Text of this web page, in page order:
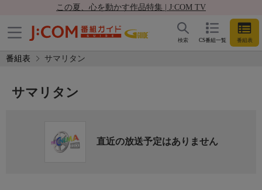
この夏、心を動かす作品特集 | J:COM TV
CS番組一覧 番組表
検索
番組表 サマリタン
サマリタン
直近の放送予定はありません